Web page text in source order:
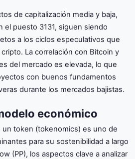
de capitalización media y baja,
el puesto 3131, siguen siendo
a los ciclos especulativos que
La correlación con Bitcoin y
del mercado es elevada, lo que
con buenos fundamentos
durante los mercados bajistas.
económico
un token (tokenomics) es uno de
para su sostenibilidad a largo
(PP), los aspectos clave a analizar